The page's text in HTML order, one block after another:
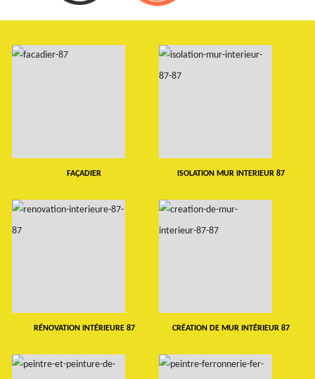
FAÇADIER ISOLATION MUR INTERIEUR 87
RÉNOVATION INTÉRIEURE 87 CRÉATION DE MUR INTÉRIEUR 87